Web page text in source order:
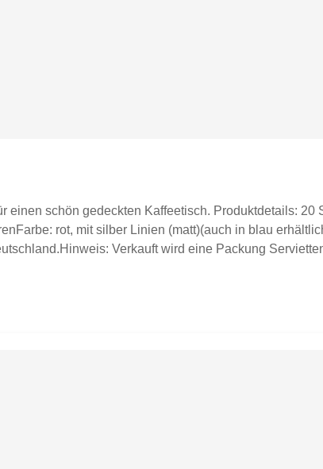
schön gedeckten Kaffeetisch. Produktdetails: 20
rot, mit silber Linien (matt)(auch in blau
Verkauft wird eine Packung